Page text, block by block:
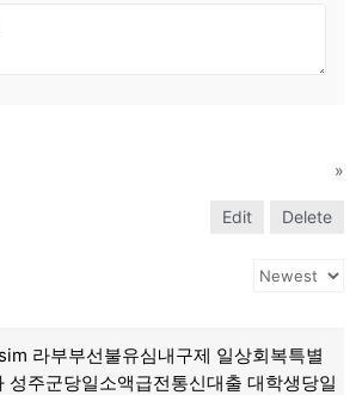
»
Edit Delete
라부부선불유심내구제 일상회복특별
성주군당일소액급전통신대출 대학생당일